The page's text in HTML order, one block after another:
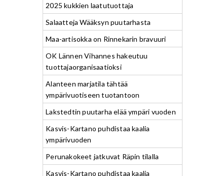
2025 kukkien laatutuottaja
Salaatteja Wääksyn puutarhasta
Maa-artisokka on Rinnekarin bravuuri
OK Lännen Vihannes hakeutuu
tuottajaorganisaatioksi
Alanteen marjatila tähtää
ympärivuotiseen tuotantoon
Lakstedtin puutarha elää ympäri vuoden
Kasvis-Kartano puhdistaa kaalia
ympärivuoden
Perunakokeet jatkuvat Räpin tilalla
Kasvis-Kartano puhdistaa kaalia